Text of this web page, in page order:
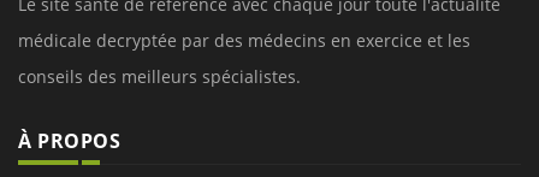
médicale decryptée par des médecins en exercice et les
conseils des meilleurs spécialistes.
À PROPOS